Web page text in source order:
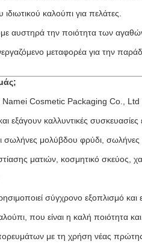
καλούπι για πελάτες.
αυστηρά την ποιότητα των
μεταφορέα για την
Namei Cosmetic Packaging Co., Ltd
εξάγουν καλλυντικές
σωλήνες μολύβδου φρύδι,
ματιών, κοσμητικό σκεύος,
σύγχρονο εξοπλισμό και
που είναι η καλή ποιότητα
με τη χρήση νέας πρώτης